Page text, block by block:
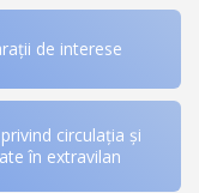
de interese
circulația și
în extravilan